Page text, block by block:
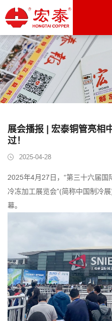
展会播报 | 宏泰铜管亮相
过！
2025-04-28
2025年4月27日，“第三十六届
冷冻加工展览会”(简称中国制冷
幕。